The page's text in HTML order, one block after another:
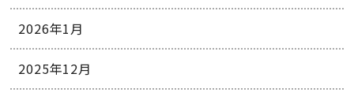
2026年1月
2025年12月